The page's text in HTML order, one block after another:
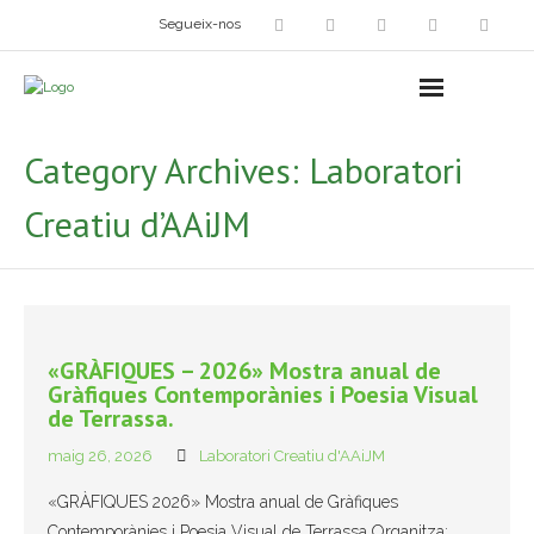
Segueix-nos
- Exposicions
- Fira del Dibuix
Grup Fotogràfic
Cine-Club
Category Archives: Laboratori
Creatiu d’AAiJM
«GRÀFIQUES – 2026» Mostra anual de
Gràfiques Contemporànies i Poesia Visual
de Terrassa.
maig 26, 2026 Laboratori Creatiu d'AAiJM
«GRÀFIQUES 2026» Mostra anual de Gràfiques